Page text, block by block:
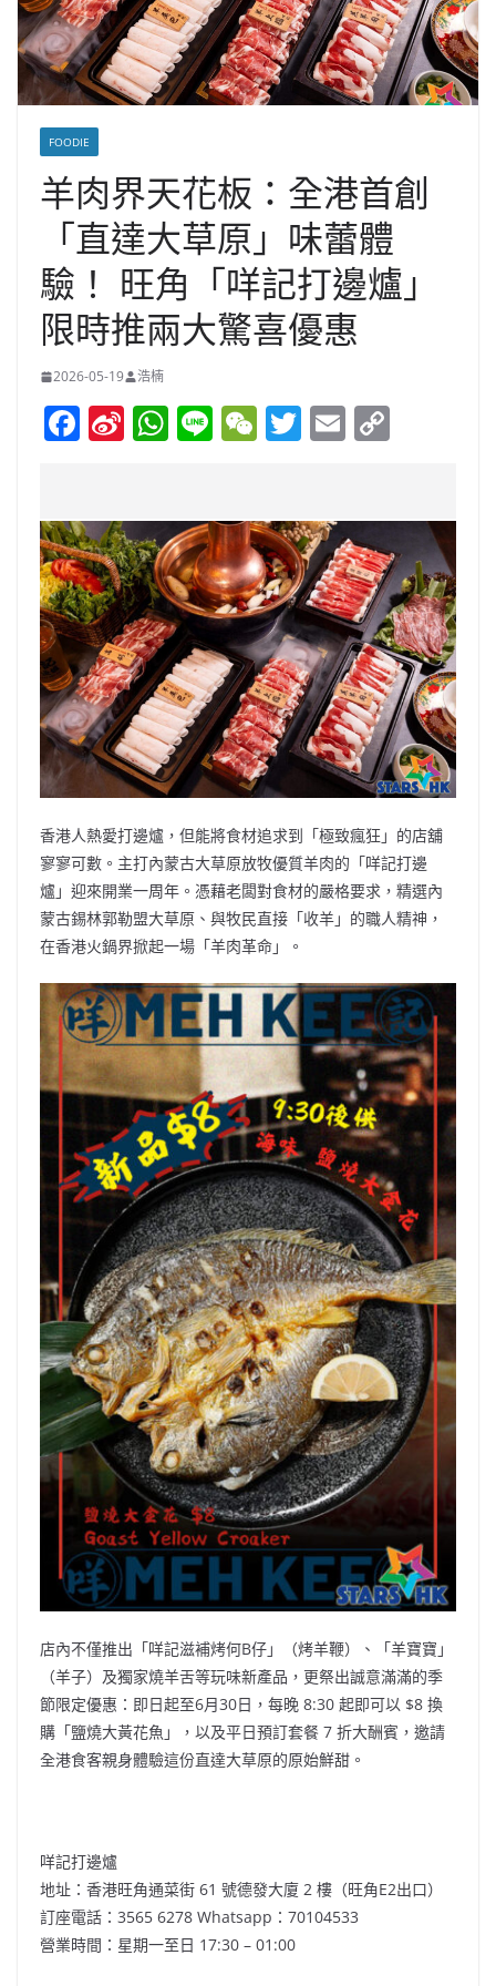
FOODIE
羊肉界天花板：全港首創
「直達大草原」味蕾體
驗！ 旺角「咩記打邊爐」
限時推兩大驚喜優惠
2026-05-19 浩楠
F
e
b
o
o
k
Si
W
ei
b
o
W
s
A
p
p
Li W
h
at
T
er
E
l y
Li
n
k
香港人熱愛打邊爐，但能將食材追求到「極致瘋狂」的店舖
寥寥可數。主打內蒙古大草原放牧優質羊肉的「咩記打邊
爐」迎來開業一周年。憑藉老闆對食材的嚴格要求，精選內
蒙古錫林郭勒盟大草原、與牧民直接「收羊」的職人精神，
在香港火鍋界掀起一場「羊肉革命」。
店內不僅推出「咩記滋補烤何B仔」（烤羊鞭）、「羊寶寶」
（羊子）及獨家燒羊舌等玩味新產品，更祭出誠意滿滿的季
節限定優惠：即日起至6月30日，每晚 8:30 起即可以 $8 換
購「鹽燒大黃花魚」，以及平日預訂套餐 7 折大酬賓，邀請
全港食客親身體驗這份直達大草原的原始鮮甜。
咩記打邊爐
地址：香港旺角通菜街 61 號德發大廈 2 樓（旺角E2出口）
訂座電話：3565 6278 Whatsapp：70104533
營業時間：星期一至日 17:30 – 01:00